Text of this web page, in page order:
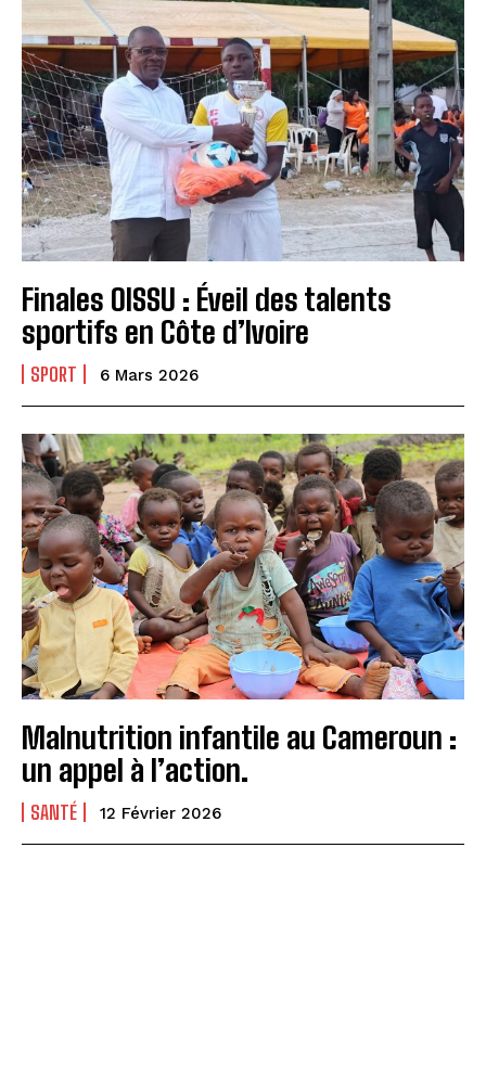
Finales OISSU : Éveil des talents
sportifs en Côte d’Ivoire
SPORT 6 Mars 2026
Malnutrition infantile au Cameroun :
un appel à l’action.
SANTÉ 12 Février 2026